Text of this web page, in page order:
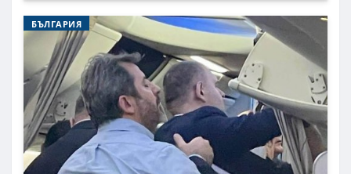
БЪЛГАРИЯ